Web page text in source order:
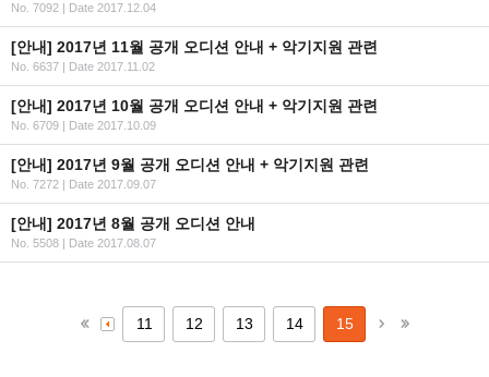
No. 7092 | Date 2017.12.04
[안내] 2017년 11월 공개 오디션 안내 + 악기지원 관련
No. 6637 | Date 2017.11.02
[안내] 2017년 10월 공개 오디션 안내 + 악기지원 관련
No. 6709 | Date 2017.10.09
[안내] 2017년 9월 공개 오디션 안내 + 악기지원 관련
No. 7272 | Date 2017.09.07
[안내] 2017년 8월 공개 오디션 안내
No. 5508 | Date 2017.08.07
11 12 13 14 15